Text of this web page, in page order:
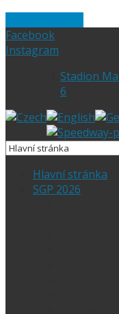
Facebook
Instagram
Stadion
6
Hlavní stránka
SGP 2026